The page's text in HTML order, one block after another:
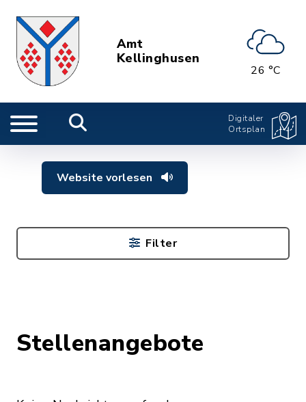
Amt
Kellinghusen
26 °C
Digitaler
Ortsplan
Website vorlesen
Stellenangebote
Filter